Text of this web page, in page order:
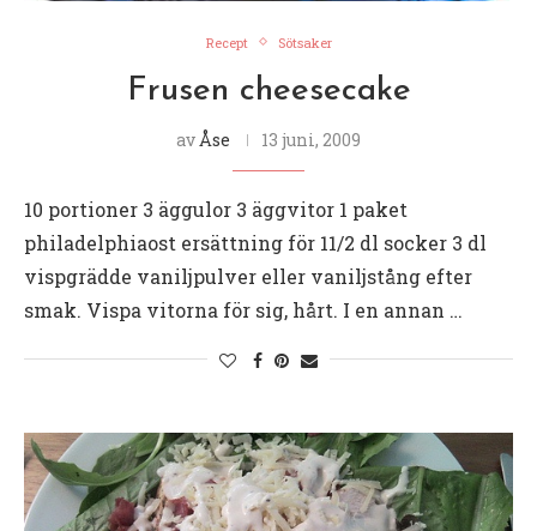
Recept Sötsaker
Frusen cheesecake
av Åse 13 juni, 2009
10 portioner 3 äggulor 3 äggvitor 1 paket
philadelphiaost ersättning för 11/2 dl socker 3 dl
vispgrädde vaniljpulver eller vaniljstång efter
smak. Vispa vitorna för sig, hårt. I en annan …